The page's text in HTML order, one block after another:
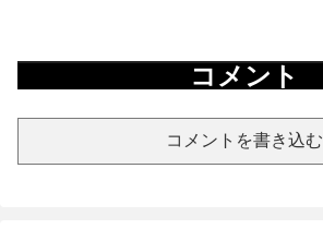
コメント
コメントを書き込む